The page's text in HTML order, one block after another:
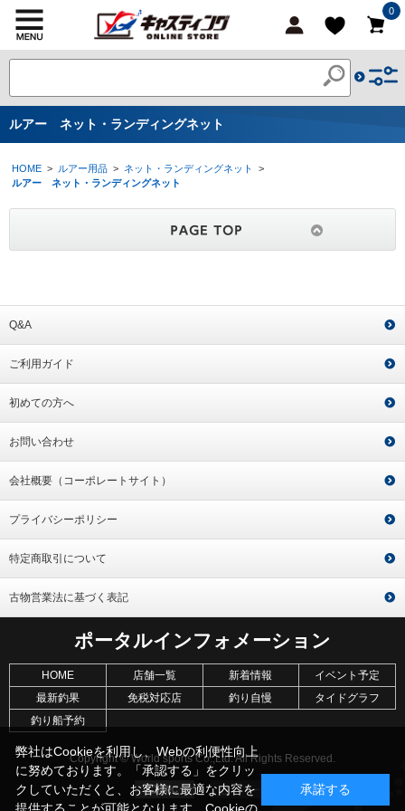
0
ルアー ネット・ランディングネット
HOME > ルアー用品 > ネット・ランディングネット
>
ルアー ネット・ランディングネット
Q&A
ご利用ガイド
初めての方へ
お問い合わせ
会社概要（コーポレートサイト）
プライバシーポリシー
特定商取引について
古物営業法に基づく表記
ポータルインフォメーション
HOME 店舗一覧 新着情報
イベント予定
最新釣果
免税対応店 釣り自慢
タイドグラフ
釣り船予約
Copyright © World sports Co.,Ltd. All Rights Reserved.
弊社はCookieを利用し、Webの利便性向上
に努めております。「承認する」をクリッ
クしていただくと、お客様に最適な内容を
承諾する